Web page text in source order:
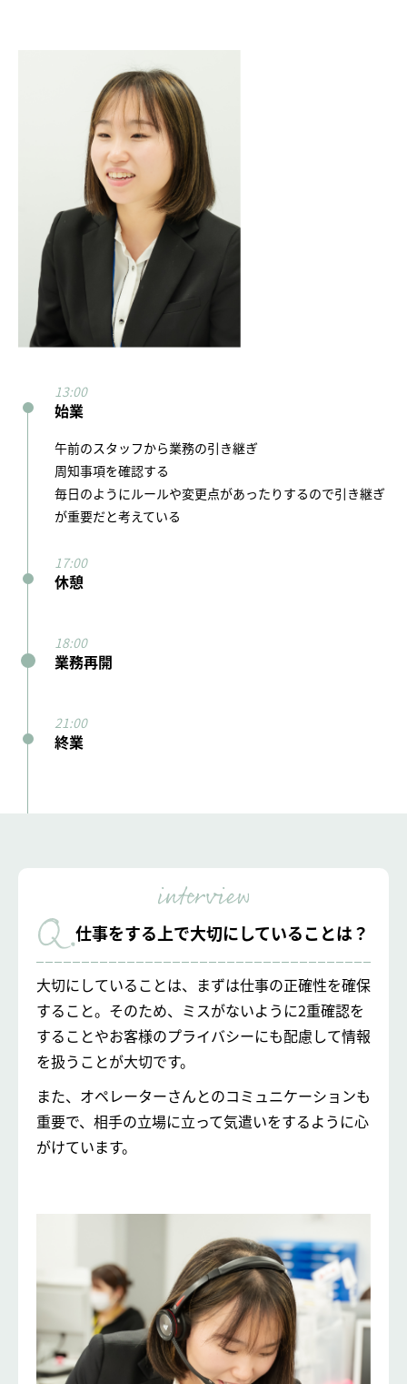
始業
午前のスタッフから業務の引き継ぎ
周知事項を確認する
毎日のようにルールや変更点があったりするので引き継ぎ
が重要だと考えている
休憩
業務再開
終業
仕事をする上で大切にしていることは？
大切にしていることは、まずは仕事の正確性を確保
すること。そのため、ミスがないように2重確認を
することやお客様のプライバシーにも配慮して情報
を扱うことが大切です。
また、オペレーターさんとのコミュニケーションも
重要で、相手の立場に立って気遣いをするように心
がけています。